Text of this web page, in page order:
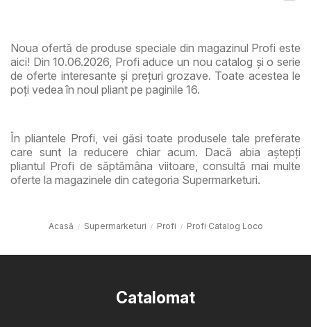
Noua ofertă de produse speciale din magazinul Profi este
aici! Din 10.06.2026, Profi aduce un nou catalog și o serie
de oferte interesante și prețuri grozave. Toate acestea le
poți vedea în noul pliant pe paginile 16.
În pliantele Profi, vei găsi toate produsele tale preferate
care sunt la reducere chiar acum. Dacă abia aștepți
pliantul Profi de săptămâna viitoare, consultă mai multe
oferte la magazinele din categoria Supermarketuri.
Acasă Supermarketuri Profi Profi Catalog Loco
Catalomat